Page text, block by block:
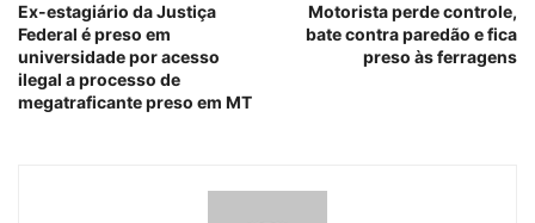
Ex-estagiário da Justiça
Federal é preso em
universidade por acesso
ilegal a processo de
megatraficante preso em MT
Motorista perde controle,
bate contra paredão e fica
preso às ferragens